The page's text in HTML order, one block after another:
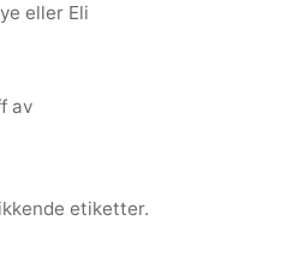
eller Eli
av
etiketter.